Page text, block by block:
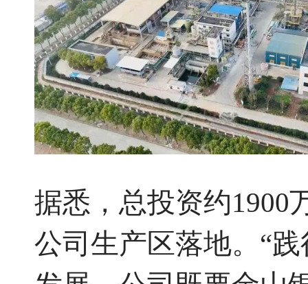
据悉，总投资约1900
公司生产区落地。“